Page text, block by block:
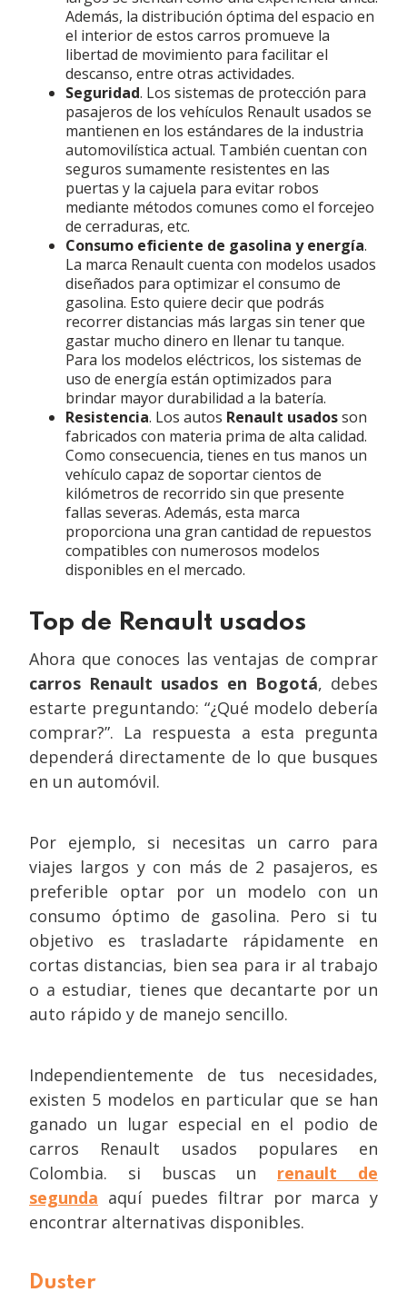
Además, la distribución óptima del espacio en
el interior de estos carros promueve la
libertad de movimiento para facilitar el
descanso, entre otras actividades.
Seguridad. Los sistemas de protección para
pasajeros de los vehículos Renault usados se
mantienen en los estándares de la industria
automovilística actual. También cuentan con
seguros sumamente resistentes en las
puertas y la cajuela para evitar robos
mediante métodos comunes como el forcejeo
de cerraduras, etc.
Consumo eficiente de gasolina y energía.
La marca Renault cuenta con modelos usados
diseñados para optimizar el consumo de
gasolina. Esto quiere decir que podrás
recorrer distancias más largas sin tener que
gastar mucho dinero en llenar tu tanque.
Para los modelos eléctricos, los sistemas de
uso de energía están optimizados para
brindar mayor durabilidad a la batería.
Resistencia. Los autos Renault usadosson
fabricados con materia prima de alta calidad.
Como consecuencia, tienes en tus manos un
vehículo capaz de soportar cientos de
kilómetros de recorrido sin que presente
fallas severas. Además, esta marca
proporciona una gran cantidad de repuestos
compatibles con numerosos modelos
disponibles en el mercado.
Top de Renault usados
Ahora que conoces las ventajas de comprar
carros Renault usados en Bogotá, debes
estarte preguntando: “¿Qué modelo debería
comprar?”. La respuesta a esta pregunta
dependerá directamente de lo que busques
en un automóvil.
Por ejemplo, si necesitas un carro para
viajes largos y con más de 2 pasajeros, es
preferible optar por un modelo con un
consumo óptimo de gasolina. Pero si tu
objetivo es trasladarte rápidamente en
cortas distancias, bien sea para ir al trabajo
o a estudiar, tienes que decantarte por un
auto rápido y de manejo sencillo.
Independientemente de tus necesidades,
existen 5 modelos en particular que se han
ganado un lugar especial en el podio de
carros Renault usados populares en
Colombia. si buscas un renault de
segunda aquí puedes filtrar por marca y
encontrar alternativas disponibles.
Duster